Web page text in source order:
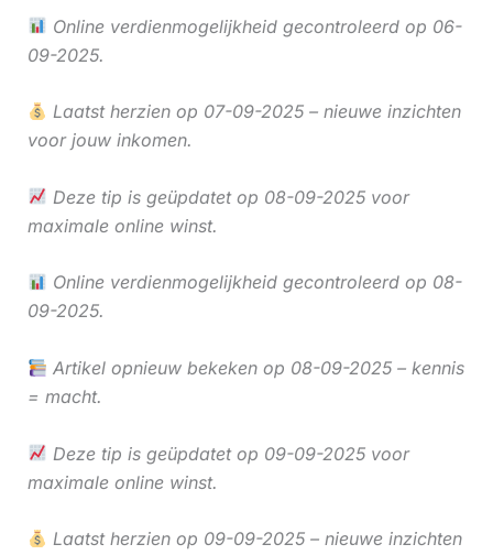
Online verdienmogelijkheid gecontroleerd op 06-
09-2025.
Laatst herzien op 07-09-2025 – nieuwe inzichten
voor jouw inkomen.
Deze tip is geüpdatet op 08-09-2025 voor
maximale online winst.
Online verdienmogelijkheid gecontroleerd op 08-
09-2025.
Artikel opnieuw bekeken op 08-09-2025 – kennis
= macht.
Deze tip is geüpdatet op 09-09-2025 voor
maximale online winst.
Laatst herzien op 09-09-2025 – nieuwe inzichten